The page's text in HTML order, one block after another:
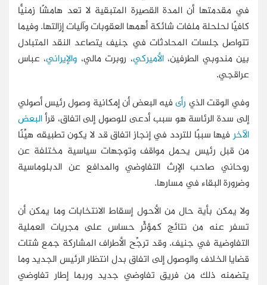
في مقدمتها أن المدة القصيرة المتبقية لا تعد هامشًا زمنيًّا
كافيًا لحلحلة ملفات شائكة أهمها العقوبات وآليات إزالتها. وفيما
تتواصل جلسات المحادثات في جنيف يتصاعد النقد المتبادل
بين مندوبي الطرفين،الأميركي، روبرت مالي، والإيراني، عباس
عراقجي.
وفي الوقت الذي رأىفيه البعض أن إمكانية وصول رئيس أصولي
إلى سدة الرئاسة هو سبب أدعى للوصول إلى اتفاق، قرأ البعض
الآخر فيها سببًا للتردد في إنجاز اتفاق قد لا يكون تطبيقه هيِّنًا
من قبل رئيس يحمل مواقف وتوجهات سياسية مختلفة عن
روحاني صاحب الإرث التفاوضي والمدافع عن الدبلوماسية
وضرورة البقاء في مسارها.
ولا يمكن بأية حال من الأحول إسقاط الانتخابات وما يمكن أن
تسفر عنه من نتائج كمؤثِّر حساس على مجريات العملية
التفاوضية في جنيف. وقد ترجِّح الأطراف المشاركة جمع شتات
قضايا الخلاف والوصول إلى اتفاق بدل انتظار الرئيس الجديد وما
يتضمنه ذلك من فريق تفاوضي جديد وربما إطار تفاوضي